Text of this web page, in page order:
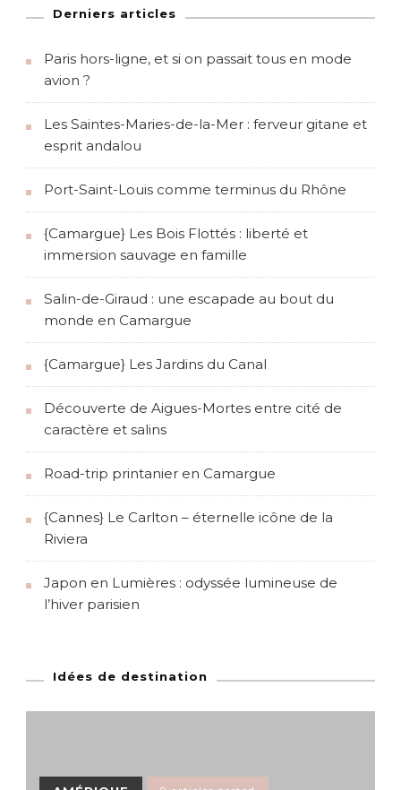
Derniers articles
Paris hors-ligne, et si on passait tous en mode
avion ?
Les Saintes-Maries-de-la-Mer : ferveur gitane et
esprit andalou
Port-Saint-Louis comme terminus du Rhône
{Camargue} Les Bois Flottés : liberté et
immersion sauvage en famille
Salin-de-Giraud : une escapade au bout du
monde en Camargue
{Camargue} Les Jardins du Canal
Découverte de Aigues-Mortes entre cité de
caractère et salins
Road-trip printanier en Camargue
{Cannes} Le Carlton – éternelle icône de la
Riviera
Japon en Lumières : odyssée lumineuse de
l’hiver parisien
Idées de destination